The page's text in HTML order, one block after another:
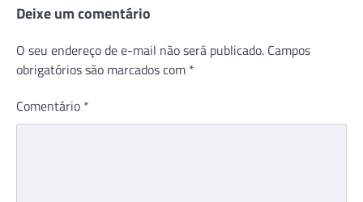
Deixe um comentário
O seu endereço de e-mail não será publicado. Campos
obrigatórios são marcados com *
Comentário *